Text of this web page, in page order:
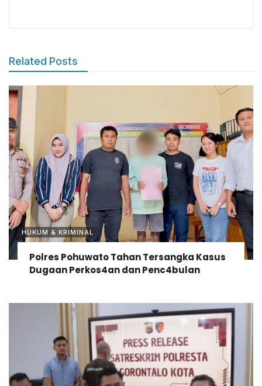
Related Posts
HUKUM & KRIMINAL
Polres Pohuwato Tahan Tersangka Kasus
Dugaan Perkos4an dan Penc4bulan